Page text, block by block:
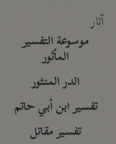
آثار
موسوعة التفسير
المأثور
الدر المنثور
تفسير ابن أبي حاتم
تفسير مقاتل